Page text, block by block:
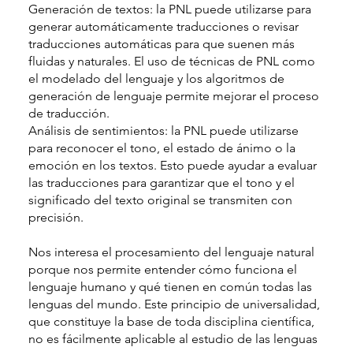
Generación de textos: la PNL puede utilizarse para
generar automáticamente traducciones o revisar
traducciones automáticas para que suenen más
fluidas y naturales. El uso de técnicas de PNL como
el modelado del lenguaje y los algoritmos de
generación de lenguaje permite mejorar el proceso
de traducción.
Análisis de sentimientos: la PNL puede utilizarse
para reconocer el tono, el estado de ánimo o la
emoción en los textos. Esto puede ayudar a evaluar
las traducciones para garantizar que el tono y el
significado del texto original se transmiten con
precisión.
Nos interesa el procesamiento del lenguaje natural
porque nos permite entender cómo funciona el
lenguaje humano y qué tienen en común todas las
lenguas del mundo. Este principio de universalidad,
que constituye la base de toda disciplina científica,
no es fácilmente aplicable al estudio de las lenguas